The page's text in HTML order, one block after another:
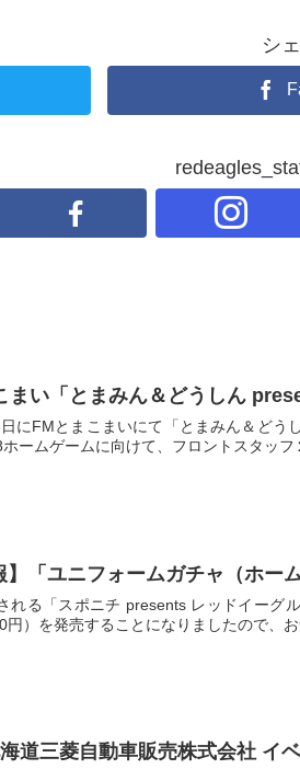
シ
まい「とまみん＆どうしん
にFMとまこまいにて「とまみん＆ど
ームゲームに向けて、フロントスタッ
】「ユニフォームガチャ（ホー
れる「スポニチ presents レッドイーグ
円）を発売することになりましたので、
道三菱自動車販売株式会社 イ